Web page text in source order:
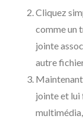
Cliquez
comme un
jointe
autre
jointe et lui
multimédia,